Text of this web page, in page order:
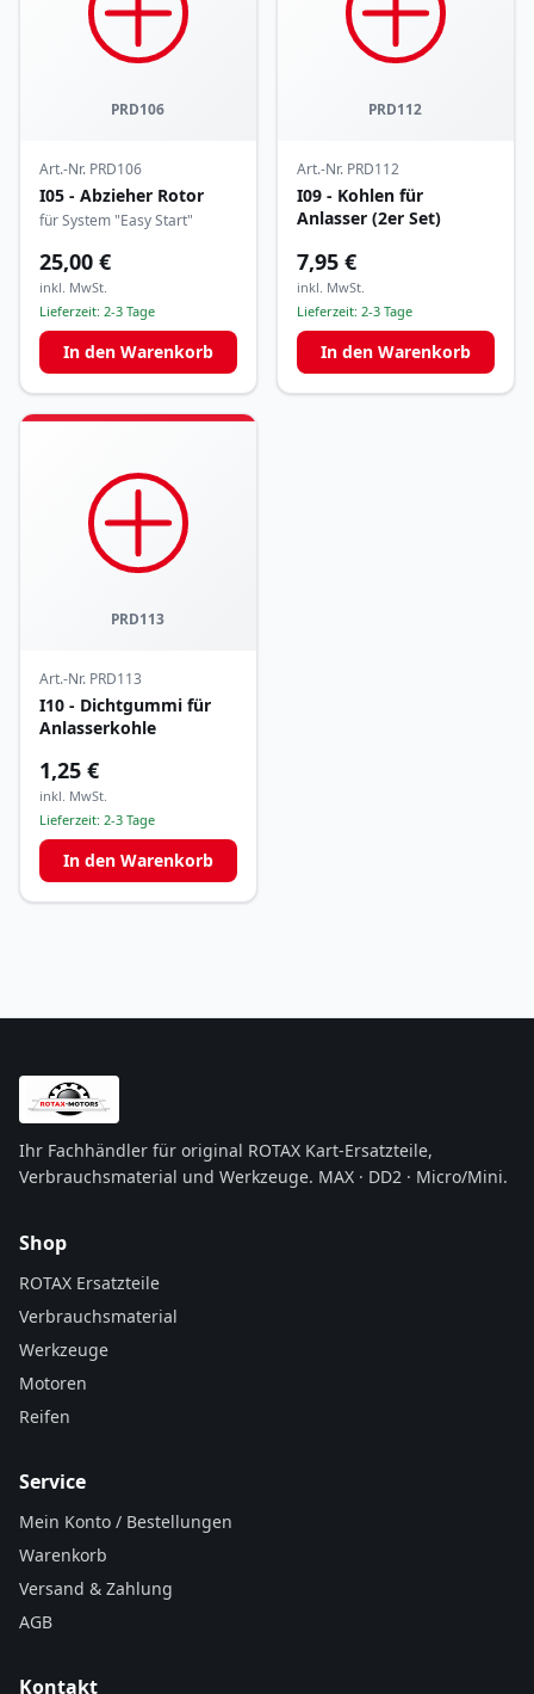
PRD106
Art.-Nr. PRD106
I05 - Abzieher Rotor
für System "Easy Start"
25,00 €
inkl. MwSt.
Lieferzeit: 2-3 Tage
In den Warenkorb
PRD112
Art.-Nr. PRD112
I09 - Kohlen für
Anlasser (2er Set)
7,95 €
inkl. MwSt.
Lieferzeit: 2-3 Tage
In den Warenkorb
PRD113
Art.-Nr. PRD113
I10 - Dichtgummi für
Anlasserkohle
1,25 €
inkl. MwSt.
Lieferzeit: 2-3 Tage
In den Warenkorb
Ihr Fachhändler für original ROTAX Kart-Ersatzteile,
Verbrauchsmaterial und Werkzeuge. MAX · DD2 · Micro/Mini.
Shop
ROTAX Ersatzteile
Verbrauchsmaterial
Werkzeuge
Motoren
Reifen
Service
Mein Konto / Bestellungen
Warenkorb
Versand & Zahlung
AGB
Kontakt